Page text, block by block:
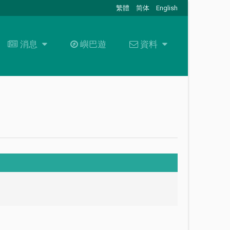
繁體 简体 English
消息
消息 嶼巴遊 資料
資料
常見問題